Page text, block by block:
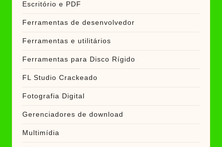
Escritório e PDF
Ferramentas de desenvolvedor
Ferramentas e utilitários
Ferramentas para Disco Rígido
FL Studio Crackeado
Fotografia Digital
Gerenciadores de download
Multimídia